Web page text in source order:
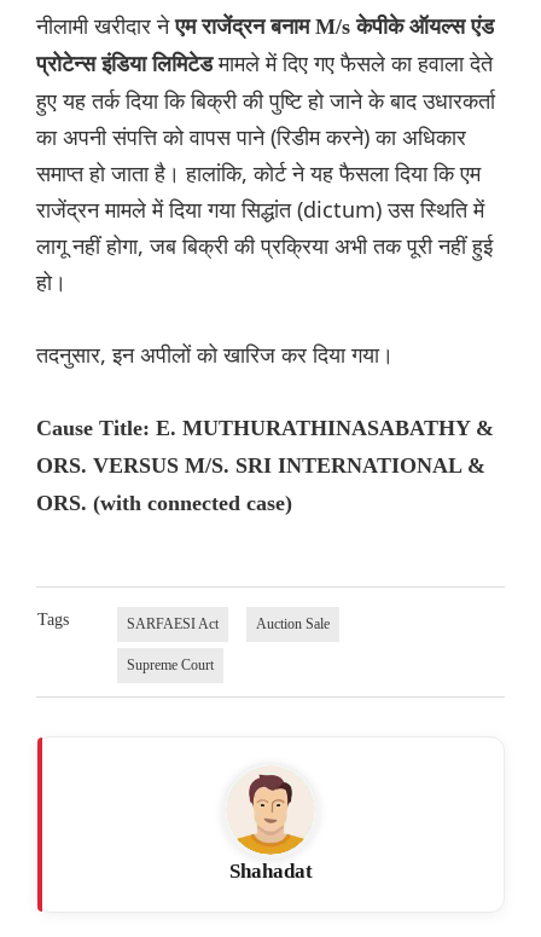
नीलामी खरीदार नेएम राजेंद्रन बनाम M/s केपीके ऑयल्स एंड
प्रोटेन्स इंडिया लिमिटेडमामले में दिए गए फैसले का हवाला देते
हुए यह तर्क दिया कि बिक्री की पुष्टि हो जाने के बाद उधारकर्ता
का अपनी संपत्ति को वापस पाने (रिडीम करने) का अधिकार
समाप्त हो जाता है। हालांकि, कोर्ट ने यह फैसला दिया कि एम
राजेंद्रन मामले में दिया गया सिद्धांत (dictum) उस स्थिति में
लागू नहीं होगा, जब बिक्री की प्रक्रिया अभी तक पूरी नहीं हुई
हो।
तदनुसार, इन अपीलों को खारिज कर दिया गया।
Cause Title: E. MUTHURATHINASABATHY &
ORS. VERSUS M/S. SRI INTERNATIONAL &
ORS. (with connected case)
Tags SARFAESI Act Auction Sale
Supreme Court
Shahadat